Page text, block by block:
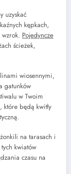
uzyskać
kępkach,
Pojedyncze
ścieżek,
wiosennymi,
gatunków
w Twoim
będą kwitły
na tarasach i
kwiatów
czasu na